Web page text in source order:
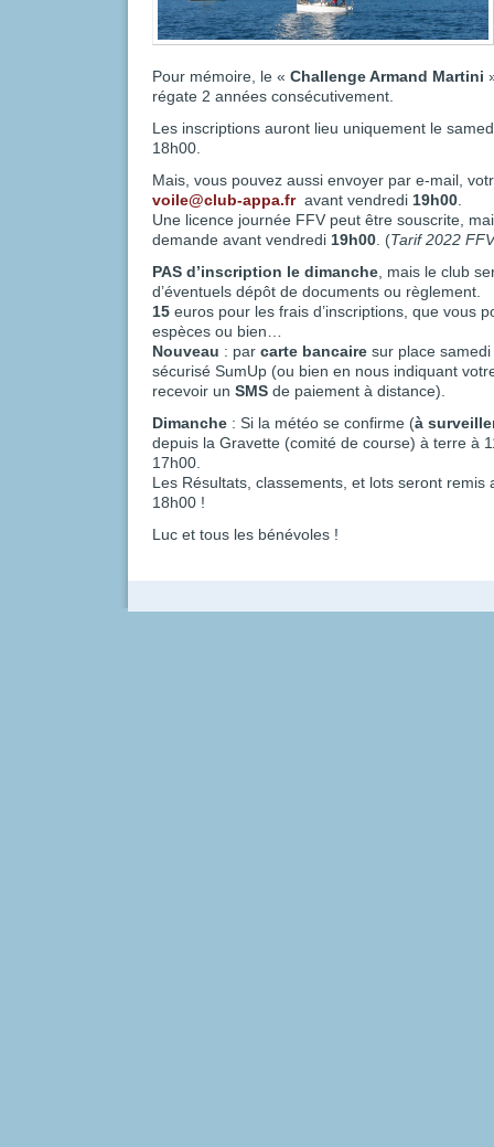
Pour mémoire, le « Challenge Armand Martini
régate 2 années consécutivement.
Les inscriptions auront lieu uniquement le
18h00.
Mais, vous pouvez aussi envoyer par e-mail,
voile@club-appa.fr avant vendredi 19h00.
Une licence journée FFV peut être souscrite,
demande avant vendredi 19h00. (Tarif 2022
PAS d’inscription le dimanche, mais le club
d’éventuels dépôt de documents ou règlement.
15 euros pour les frais d’inscriptions, que vous
espèces ou bien…
Nouveau : par carte bancaire sur place
sécurisé SumUp (ou bien en nous indiquant
recevoir un SMS de paiement à distance).
Dimanche : Si la météo se confirme (à
depuis la Gravette (comité de course) à terre à
17h00.
Les Résultats, classements, et lots seront remis
18h00 !
Luc et tous les bénévoles !